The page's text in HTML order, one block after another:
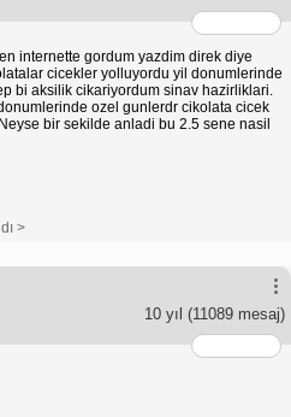
internette gordum yazdim direk diye
cicekler yolluyordu yil donumlerinde
bi aksilik cikariyordum sinav hazirliklari.
ozel gunlerdr cikolata cicek
bir sekilde anladi bu 2.5 sene nasil
>
10 yıl (11089 mesaj)